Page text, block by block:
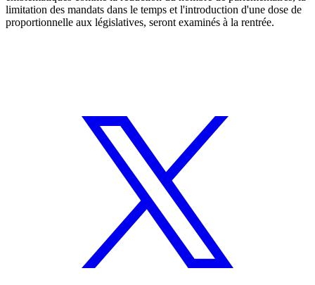
limitation des mandats dans le temps et l'introduction d'une dose de
proportionnelle aux législatives, seront examinés à la rentrée.